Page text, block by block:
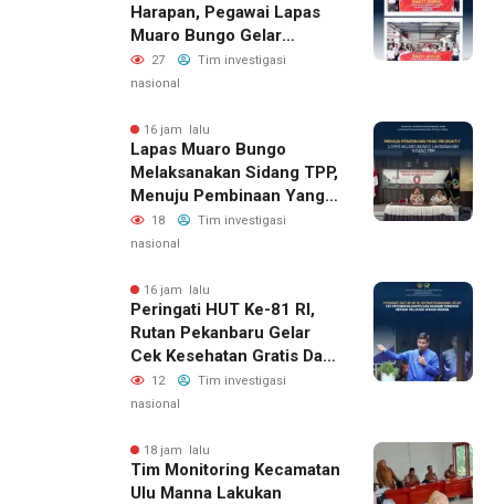
Harapan, Pegawai Lapas
Muaro Bungo Gelar
Kegiatan Bakti Sosial
Donor Darah Dalam
Republik Indonesia Ke-81
27
Tim investigasi
nasional
16 jam lalu
Lapas Muaro Bungo
Melaksanakan Sidang TPP,
Menuju Pembinaan Yang
Produktif
18
Tim investigasi
nasional
16 jam lalu
Peringati HUT Ke-81 RI,
Rutan Pekanbaru Gelar
Cek Kesehatan Gratis Dan
Bagikan Sembako Kepada
Keluarga Warga Binaan
12
Tim investigasi
nasional
18 jam lalu
Tim Monitoring Kecamatan
Ulu Manna Lakukan